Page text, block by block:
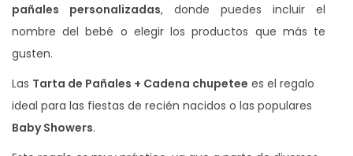
t
e
c
a
pañales personalizadas, donde puedes incluir el
nombre del bebé o elegir los productos que más te
gusten.
Las Tarta de Pañales + Cadena chupetee es el regalo
ideal para las fiestas de recién nacidos o las populares
Baby Showers.